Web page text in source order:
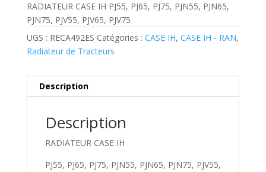
RADIATEUR CASE IH PJ55, PJ65, PJ75, PJN55, PJN65,
PJN75, PJV55, PJV65, PJV75
UGS : RECA492ES Catégories : CASE IH, CASE IH - RAN,
Radiateur de Tracteurs
Description
Description
RADIATEUR CASE IH
PJ55, PJ65, PJ75, PJN55, PJN65, PJN75, PJV55,